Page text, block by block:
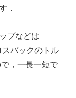
．
プなどは
バックのトル
，一長一短で